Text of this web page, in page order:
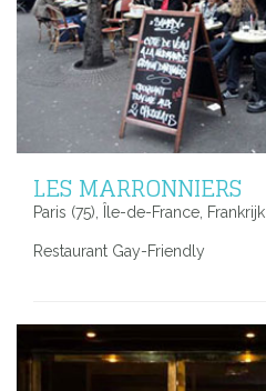
LES MARRONNIERS
Paris (75), Île-de-France, Frankrijk
Restaurant Gay-Friendly